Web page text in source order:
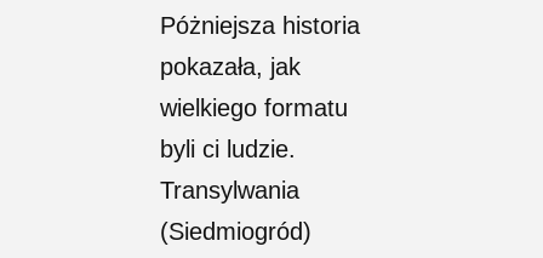
Póżniejsza historia
pokazała, jak
wielkiego formatu
byli ci ludzie.
Transylwania
(Siedmiogród)